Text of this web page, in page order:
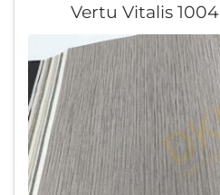
Vertu Vitalis 1004